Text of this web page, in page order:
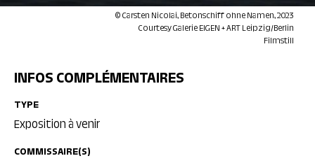
© Carsten Nicolai, Betonschiff ohne Namen, 2023
Courtesy Galerie EIGEN + ART Leipzig/Berlin
Filmstill
INFOS COMPLÉMENTAIRES
TYPE
Exposition à venir
COMMISSAIRE(S)